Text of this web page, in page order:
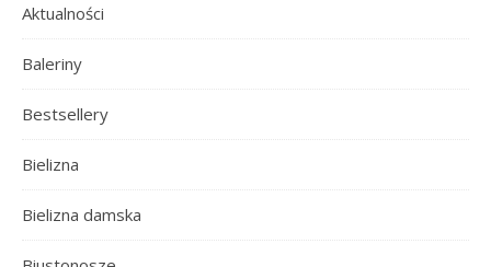
Aktualności
Baleriny
Bestsellery
Bielizna
Bielizna damska